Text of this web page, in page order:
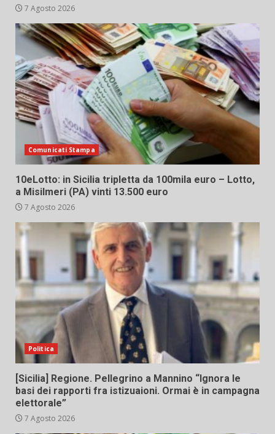
7 Agosto 2026
Comunicati Stampa
10eLotto: in Sicilia tripletta da 100mila euro – Lotto,
a Misilmeri (PA) vinti 13.500 euro
7 Agosto 2026
Politica
[Sicilia] Regione. Pellegrino a Mannino “Ignora le
basi dei rapporti fra istizuaioni. Ormai è in campagna
elettorale”
7 Agosto 2026